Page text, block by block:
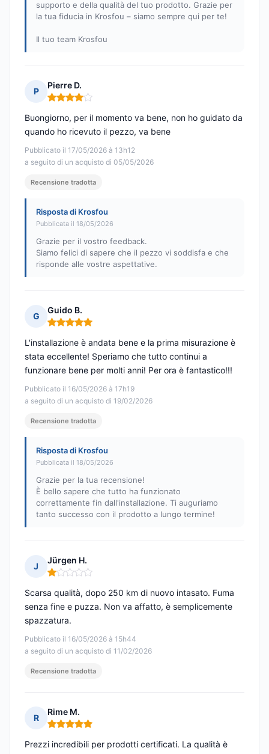
supporto e della qualità del tuo prodotto. Grazie per
la tua fiducia in Krosfou – siamo sempre qui per te!
Il tuo team Krosfou
P
Pierre D.
Nota: 4 su 5
Pubblicato il 17/05/2026 à 13h12
a seguito di un acquisto di 05/05/2026
Buongiorno, per il momento va bene, non ho guidato da
quando ho ricevuto il pezzo, va bene
Recensione tradotta
Risposta di Krosfou
Pubblicata il 18/05/2026
Grazie per il vostro feedback.
Siamo felici di sapere che il pezzo vi soddisfa e che
risponde alle vostre aspettative.
G
Guido B.
Nota: 5 su 5
Pubblicato il 16/05/2026 à 17h19
a seguito di un acquisto di 19/02/2026
L'installazione è andata bene e la prima misurazione è
stata eccellente! Speriamo che tutto continui a
funzionare bene per molti anni! Per ora è fantastico!!!
Recensione tradotta
Risposta di Krosfou
Pubblicata il 18/05/2026
Grazie per la tua recensione!
È bello sapere che tutto ha funzionato
correttamente fin dall'installazione. Ti auguriamo
tanto successo con il prodotto a lungo termine!
J
Jürgen H.
Nota: 1 su 5
Pubblicato il 16/05/2026 à 15h44
a seguito di un acquisto di 11/02/2026
Scarsa qualità, dopo 250 km di nuovo intasato. Fuma
senza fine e puzza. Non va affatto, è semplicemente
spazzatura.
Recensione tradotta
R
Rime M.
Nota: 5 su 5
Prezzi incredibili per prodotti certificati. La qualità è